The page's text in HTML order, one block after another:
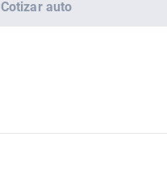
Cotizar auto